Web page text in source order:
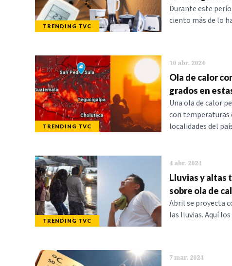
TRENDING TVC
Durante este
ciento más de lo
TRENDING TVC
10 abr. 2024
Ola de calor
grados en
Una ola de calor
con temperaturas
localidades del
TRENDING TVC
4 abr. 2024
Lluvias y altas
sobre ola de
Abril se proyecta
las lluvias. Aquí
7 mar. 2024